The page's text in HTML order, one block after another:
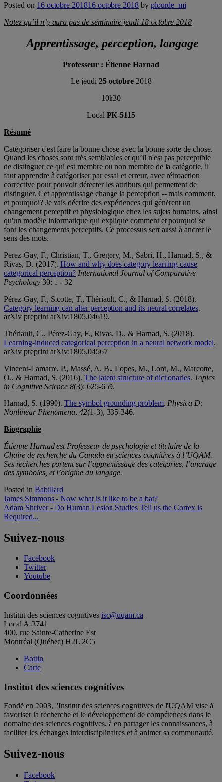
Posted on 16 octobre 201816 octobre 2018 by plourde_mi
Notez qu’il n’y aura pas de séminaire jeudi 18 octobre 2018
Apprentissage, perception, langage
Professeur : Étienne Harnad
Le jeudi 25octobre2018
10h30
Local PK-5115
Résumé
Catégoriser c'est faire la bonne chose avec la bonne sorte de chose.
Quand les choses sont très semblables et qu’il n'est pas perceptible
de distinguer ce qui est membre ou non membre de la catégorie, il
faut apprendre à catégoriser par essai et erreur, avec rétroaction
corrective pour pouvoir détecter les attributs qui permettent de
distinguer. Cet apprentissage change la perception -- mais comment,
et pourquoi? Je vais décrire des expériences qui génèrent un
changement perceptif et physiologique chez les sujets humains, ainsi
qu'un modèle informatique qui explique comment et pourquoi se
font les changements perceptifs. Ce processus sert aussi à ancrer le
sens des mots.
Perez-Gay, F., Christian, T., Gregory, M., Sabri, H., Harnad, S., &
Rivas, D. (2017). How and why does category learning cause
categorical perception? International Journal of Comparative
Psychology 30: 1 - 32
Pérez-Gay, F., Sicotte, T., Thériault, C., & Harnad, S. (2018).
Category learning can alter perception and its neural correlates.
arXiv preprint arXiv:1805.04619.
Thériault, C., Pérez-Gay, F., Rivas, D., & Harnad, S. (2018).
Learning-induced categorical perception in a neural network model.
arXiv preprint arXiv:1805.04567
Vincent‐Lamarre, P., Massé, A. B., Lopes, M., Lord, M., Marcotte,
O., & Harnad, S. (2016). The latent structure of dictionaries. Topics
in Cognitive Science 8(3): 625-659.
Harnad, S. (1990). The symbol grounding problem. Physica D:
Nonlinear Phenomena, 42(1-3), 335-346.
Biographie
Étienne Harnad est Professeur de psychologie et titulaire de la
Chaire de recherche du Canada en sciences cognitives à l’UQAM.
Ses recherches portent sur l’apprentissage des catégories, l’ancrage
des symboles, et l’origine du langage.
Posted in Babillard
Navigation
de
James Simmons - Now what is it like to be a bat?
Adam Shriver - Do Human Lesion Studies Tell us the Cortex is
Required...
Suivez-nous
Facebook
Twitter
Youtube
Coordonnées
Institut des sciences cognitives isc@uqam.ca
Local A-3741
400, rue Sainte-Catherine Est
Montréal (Québec) H2L 2C5
Bottin
Carte
Institut des sciences cognitives
Fondé en 2003, l'Institut des sciences cognitives de l'UQAM vise à
favoriser la recherche et le développement de compétences dans le
domaine des sciences cognitives, à en partager les connaissances, à
faciliter les échanges interdisciplinaires et à animer sa communauté.
Suivez-nous
Facebook